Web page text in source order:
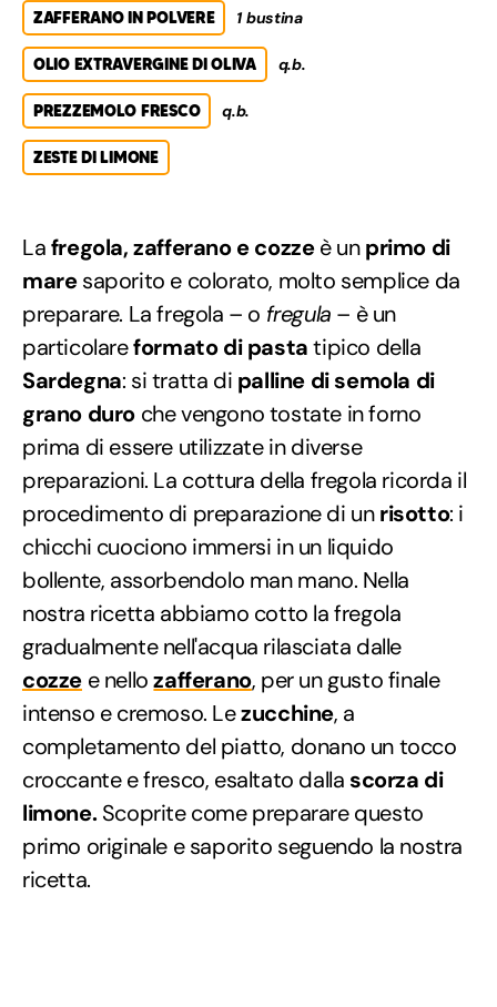
ZAFFERANO IN POLVERE 1 bustina
OLIO EXTRAVERGINE DI OLIVA q.b.
PREZZEMOLO FRESCO q.b.
ZESTE DI LIMONE
Lafregola, zafferano e cozzeè unprimo di
maresaporito e colorato, molto semplice da
preparare. La fregola – o fregula – è un
particolareformato di pastatipico della
Sardegna: si tratta di palline di semola di
grano duro che vengono tostate in forno
prima di essere utilizzate in diverse
preparazioni. La cottura della fregola ricorda il
procedimento di preparazione di unrisotto: i
chicchi cuociono immersi in un liquido
bollente, assorbendolo man mano. Nella
nostra ricetta abbiamo cotto la fregola
gradualmente nell'acqua rilasciata dalle
cozze e nellozafferano, per un gusto finale
intenso e cremoso. Lezucchine, a
completamento del piatto, donano un tocco
croccante e fresco, esaltato dalla scorza di
limone.Scoprite come preparare questo
primo originale e saporito seguendo la nostra
ricetta.